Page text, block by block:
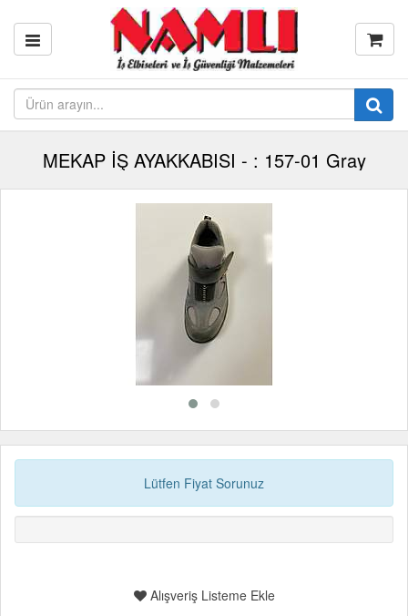
MEKAP İŞ AYAKKABISI - : 157-01 Gray
Lütfen Fiyat Sorunuz
Alışveriş Listeme Ekle